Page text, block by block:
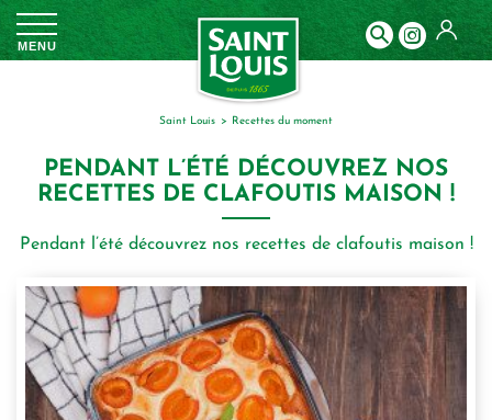
MENU
Saint Louis recettes du moment
PENDANT L’ÉTÉ DÉCOUVREZ NOS
RECETTES DE CLAFOUTIS MAISON !
Pendant l’été découvrez nos recettes de clafoutis maison !
Panneau de gestion des cookies